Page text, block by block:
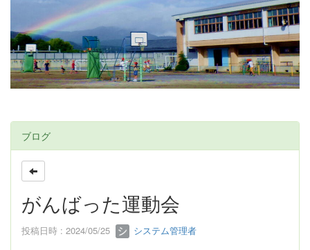
ブログ
がんばった運動会
投稿日時 : 2024/05/25 システム管理者